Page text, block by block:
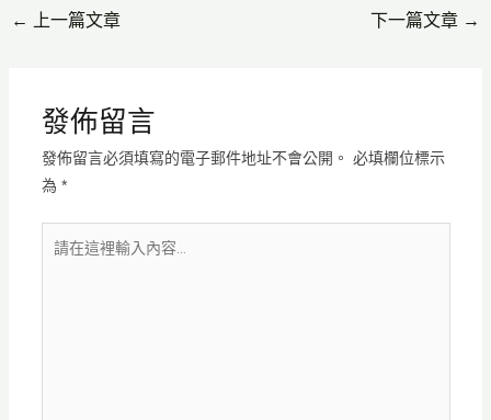
← 上一篇文章 下一篇文章 →
發佈留言
發佈留言必須填寫的電子郵件地址不會公開。 必填欄位標示
為 *